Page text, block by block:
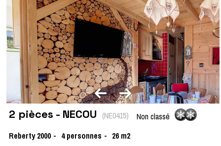
2 pièces - NECOU (NE0415)
Non classé
Reberty 2000
4 personnes 26 m2